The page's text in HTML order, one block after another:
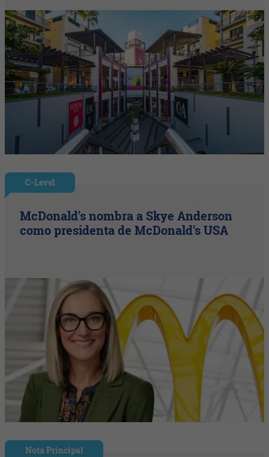
C-Level
McDonald's nombra a Skye Anderson
como presidenta de McDonald's USA
Nota Principal